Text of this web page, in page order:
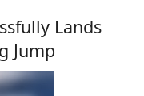
Lands
Jump